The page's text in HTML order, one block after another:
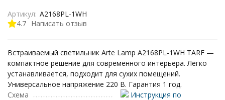
4.7 Написать отзыв
Артикул: A2168PL-1WH
Встраиваемый светильник Arte Lamp A2168PL-1WH TARF —
компактное решение для современного интерьера. Легко
устанавливается, подходит для сухих помещений.
Универсальное напряжение 220 В. Гарантия 1 год.
Схема
Инструкция по